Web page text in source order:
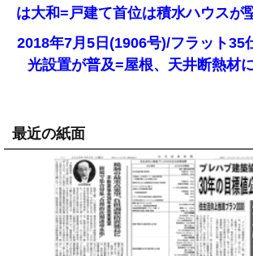
は大和=戸建て首位は積水ハウスが
2018年7月5日(1906号)/フラット35
光設置が普及=屋根、天井断熱材
最近の紙面